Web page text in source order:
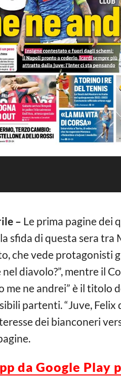
– Le prima pagine dei
sfida di questa sera tra
che vede protagonisti
diavolo?”, mentre il
me ne andrei” è il
partenti. “Juve,
dei bianconeri
da Google